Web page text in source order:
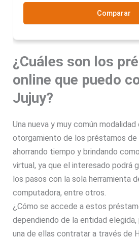
Comparar
¿Cuáles son los
online que puedo
Jujuy?
Una nueva y muy común
otorgamiento de lospréstamos de
ahorrando tiempo y brindando
virtual, ya que el interesado podrá
los pasos con la sola herramienta
computadora, entre otros.
¿Cómo se accede a estos
dependiendo de la entidad
una de ellas contratar a través de